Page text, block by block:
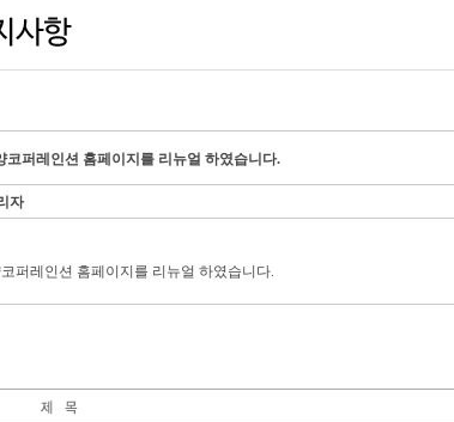
코퍼레인션 홈페이지를 리뉴얼 하였습니다.
자
퍼레인션 홈페이지를 리뉴얼 하였습니다.